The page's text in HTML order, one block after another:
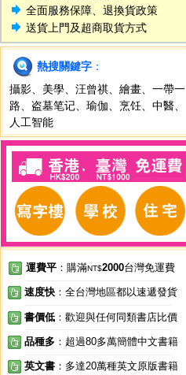
全面服務保障、退換貨政策
送貨上門及超商取貨方式
熱搜關鍵字 ：
攝影
美學 汪曾祺 繪畫
一帶一
路
盗墓笔记 瑜伽 烹饪 中醫
人工智能
運費平 ：購滿NT$2000台灣免運費
速度快 ：全台灣地區都以速遞發貨
書價低 ：歡迎與任何同類書店比價
品種多 ：超過80多萬簡體中文書籍
英文書 ：多達20萬種英文原版書籍